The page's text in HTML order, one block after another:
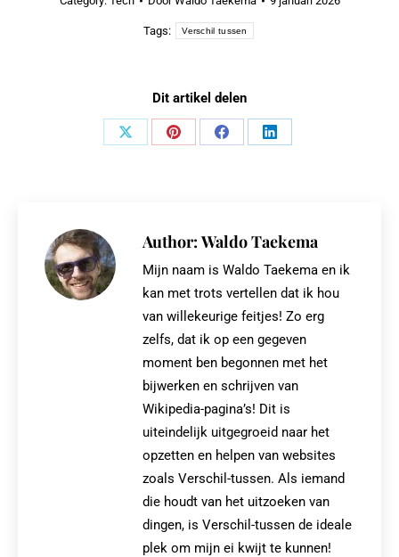
Tags: Verschil tussen
Dit artikel delen
Share
Share
Share
Share
Author: Waldo Taekema
Mijn naam is Waldo Taekema en ik
kan met trots vertellen dat ik hou
van willekeurige feitjes! Zo erg
zelfs, dat ik op een gegeven
moment ben begonnen met het
bijwerken en schrijven van
Wikipedia-pagina’s! Dit is
uiteindelijk uitgegroeid naar het
opzetten en helpen van websites
zoals Verschil-tussen. Als iemand
die houdt van het uitzoeken van
dingen, is Verschil-tussen de ideale
plek om mijn ei kwijt te kunnen!